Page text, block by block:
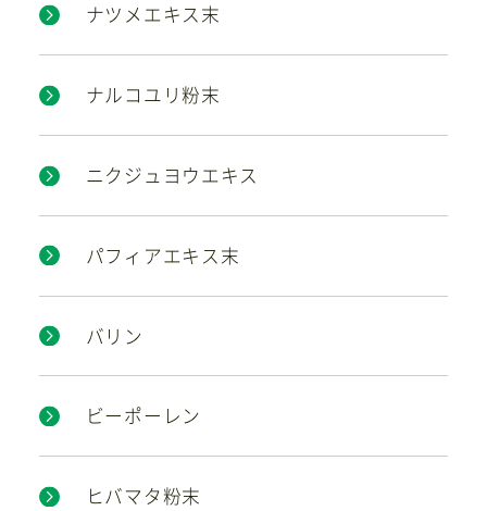
ナツメエキス末
ナルコユリ粉末
ニクジュヨウエキス
パフィアエキス末
バリン
ビーポーレン
ヒバマタ粉末